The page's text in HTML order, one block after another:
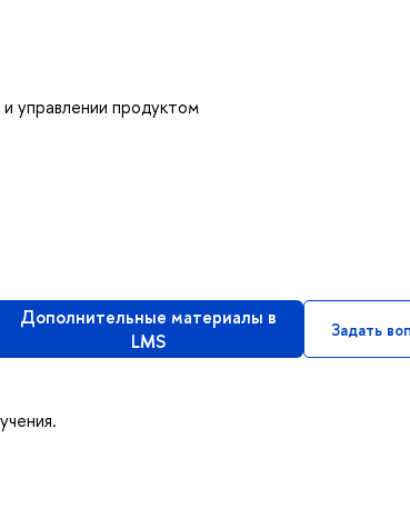
управлении продуктом
Дополнительные материалы в
LMS
Задать